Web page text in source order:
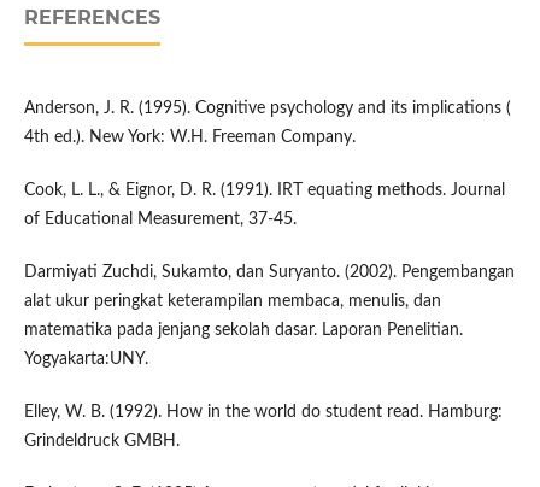
REFERENCES
Anderson, J. R. (1995). Cognitive psychology and its implications (
4th ed.). New York: W.H. Freeman Company.
Cook, L. L., & Eignor, D. R. (1991). IRT equating methods. Journal
of Educational Measurement, 37-45.
Darmiyati Zuchdi, Sukamto, dan Suryanto. (2002). Pengembangan
alat ukur peringkat keterampilan membaca, menulis, dan
matematika pada jenjang sekolah dasar. Laporan Penelitian.
Yogyakarta:UNY.
Elley, W. B. (1992). How in the world do student read. Hamburg:
Grindeldruck GMBH.